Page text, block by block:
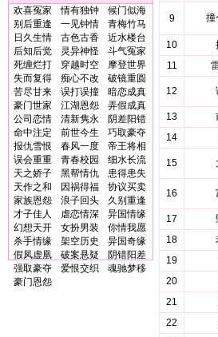
欢喜冤家 情有独钟
候门似海
别后重逢
一见钟情
青梅竹马
日久生情
古色古香
近水楼台
后知后觉
灵异神怪
斗气冤家
死缠烂打
穿越时空
摩登世界
失而复得
痴心不改
破镜重圆
苦尽甘来
误打误撞
暗恋成真
豪门世家
江湖恩怨
弄假成真
公司恋情
清新隽永
阴差阳错
命中注定
前世今生
巧取豪夺
报仇雪恨
春风一度
帝王将相
误会重重
青春校园
细水长流
天之娇子
黑帮情仇
患得患失
天作之和
因祸得福
协议买卖
家族恩怨
浪子回头
久别重逢
才子佳人
虐恋情深
异国情缘
幻想天开
女扮男装
你情我愿
杀手情缘
架空历史
异国奇缘
假凤虚凰
破案悬疑
阴错阳差
强取豪夺
爱恨交织
魂驰梦移
豪门恩怨
9 撞
10
11
12
13
14
15
16
17
18
19
20
21
22